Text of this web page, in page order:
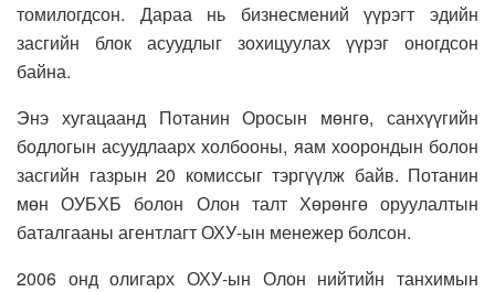
томилогдсон. Дараа нь бизнесмений үүрэгт эдийн
засгийн блок асуудлыг зохицуулах үүрэг оногдсон
байна.
Энэ хугацаанд Потанин Оросын мөнгө, санхүүгийн
бодлогын асуудлаарх холбооны, яам хоорондын болон
засгийн газрын 20 комиссыг тэргүүлж байв. Потанин
мөн ОУБХБ болон Олон талт Хөрөнгө оруулалтын
баталгааны агентлагт ОХУ-ын менежер болсон.
2006 онд олигарх ОХУ-ын Олон нийтийн танхимын